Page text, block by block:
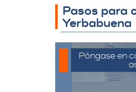
Pasos para
Yerbabuena
Póngase en
Para iniciar el